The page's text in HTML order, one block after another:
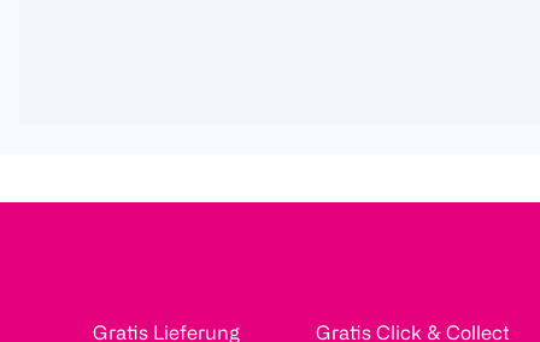
Gratis Lieferung
Gratis Click & Collect